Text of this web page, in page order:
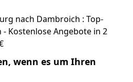
nach Dambroich : Top-
Kostenlose Angebote in 2
wenn es um Ihren